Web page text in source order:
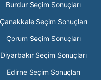
Burdur Seçim Sonuçları
Çanakkale Seçim Sonuçları
Çorum Seçim Sonuçları
Diyarbakır Seçim Sonuçları
Edirne Seçim Sonuçları